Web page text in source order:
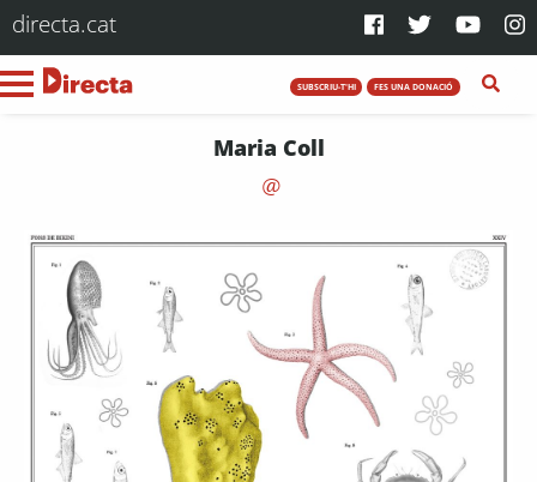
directa.cat
SUBSCRIU-T'HI FES UNA DONACIÓ
Maria Coll